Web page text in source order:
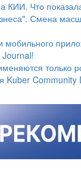
КИИ. Что
Смена
мобильного
только
Kuber Community